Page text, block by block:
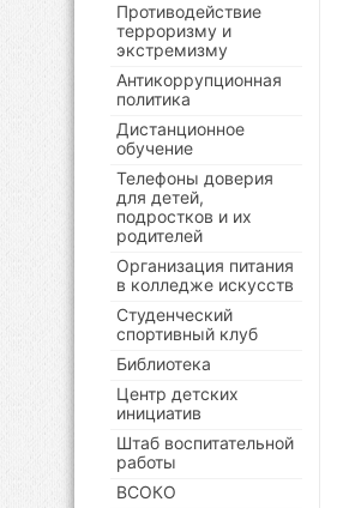
Противодействие
терроризму и
экстремизму
Антикоррупционная
политика
Дистанционное
обучение
Телефоны доверия
для детей,
подростков и их
родителей
Организация питания
в колледже искусств
Студенческий
спортивный клуб
Библиотека
Центр детских
инициатив
Штаб воспитательной
работы
ВСОКО